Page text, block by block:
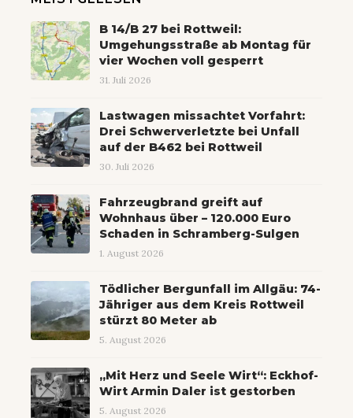
B 14/B 27 bei Rottweil:
Umgehungsstraße ab Montag für
vier Wochen voll gesperrt
31. Juli 2026
Lastwagen missachtet Vorfahrt:
Drei Schwerverletzte bei Unfall
auf der B462 bei Rottweil
30. Juli 2026
Fahrzeugbrand greift auf
Wohnhaus über – 120.000 Euro
Schaden in Schramberg-Sulgen
1. August 2026
Tödlicher Bergunfall im Allgäu: 74-
Jähriger aus dem Kreis Rottweil
stürzt 80 Meter ab
5. August 2026
„Mit Herz und Seele Wirt“: Eckhof-
Wirt Armin Daler ist gestorben
5. August 2026